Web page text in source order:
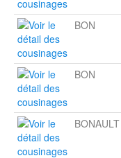
BON
BON
BONAULT